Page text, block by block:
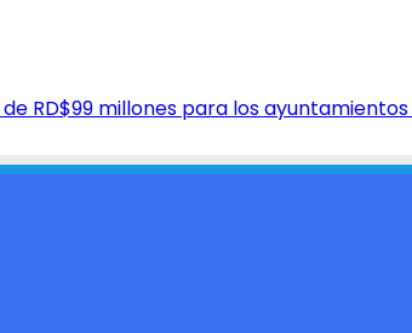
RD$99 millones para los